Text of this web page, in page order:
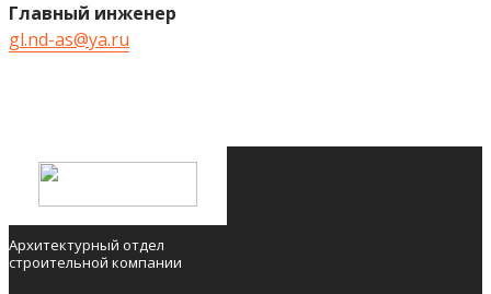
Главный инженер
gl.nd-as@ya.ru
Архитектурный отдел
строительной компании